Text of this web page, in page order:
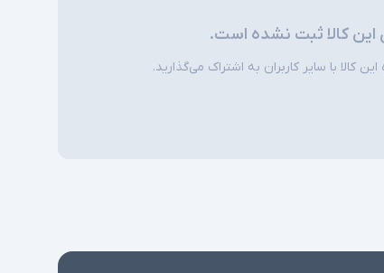
امکاناتی نظیر نور پس زمینه کیبورد و اسکنر اثر
این کالا ثبت نشده است.
کالا با سایر کاربران به اشتراک می‌گذارید.